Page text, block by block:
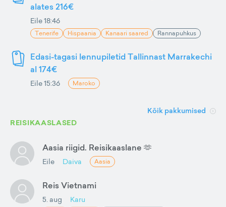
alates 216€
Eile 18:46
Tenerife Hispaania Kanaari saared Rannapuhkus
Edasi-tagasi lennupiletid Tallinnast Marrakechi
al 174€
Eile 15:36 Maroko
Kõik pakkumised
REISIKAASLASED
Aasia riigid. Reisikaaslane 🫶
Eile Daiva Aasia
Reis Vietnami
5. aug Karu